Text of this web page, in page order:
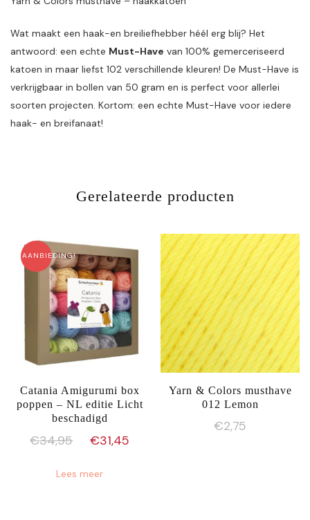
Wat maakt een haak-en breiliefhebber héél erg blij? Het
antwoord: een echte Must-Have van 100% gemerceriseerd
katoen in maar liefst 102 verschillende kleuren! De Must-Have is
verkrijgbaar in bollen van 50 gram en is perfect voor allerlei
soorten projecten. Kortom: een echte Must-Have voor iedere
haak- en breifanaat!
Gerelateerde producten
AANBIEDING!
Catania Amigurumi box
poppen – NL editie Licht
beschadigd
€34,95
Oorspronkelijke
was:
€31,45
Lees meer
Yarn & Colors musthave
012 Lemon
€2,75